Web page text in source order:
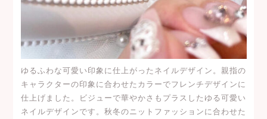
ゆるふわな可愛い印象に仕上がったネイルデザイン。親指の
キャラクターの印象に合わせたカラーでフレンチデザインに
仕上げました。ビジューで華やかさもプラスしたゆる可愛い
ネイルデザインです。秋冬のニットファッションに合わせた